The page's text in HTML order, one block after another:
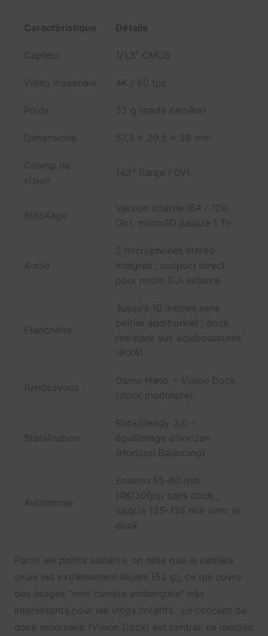
Caractéristique Détails
Capteur 1/1,3″ CMOS
Vidéo maximale 4K / 60 fps
Poids 52 g (seule caméra)
Dimensions 57,3 × 29,5 × 28 mm
Champ de
vision
143° (large FOV)
Stockage
Version interne (64 / 128
Go), microSD jusqu’à 1 To
Audio
2 microphones stéréo
intégrés ; support direct
pour micro DJI externe
Étanchéité
Jusqu’à 10 mètres sans
boîtier additionnel ; dock
résistant aux éclaboussures
(IPX4)
Rendezvous
Osmo Nano + Vision Dock
(dock modulaire)
Stabilisation
RockSteady 3.0 +
équilibrage d’horizon
(Horizon Balancing)
Autonomie
Environ 55-60 min
(4K/30fps) sans dock ;
jusqu’à 125-135 min avec le
dock
Parmi les points saillants, on note que la caméra
seule est extrêmement légère (52 g), ce qui ouvre
des usages “mini caméra embarquée” très
intéressants pour les vlogs créatifs. Le concept de
dock modulaire (Vision Dock) est central: ce module